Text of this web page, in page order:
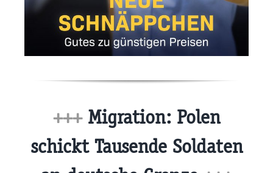
+++Migration: Polen
schickt Tausende Soldaten